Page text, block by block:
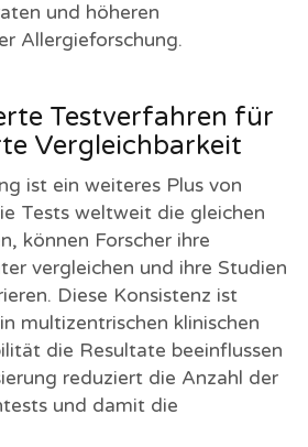
und höheren
Allergieforschung.
Testverfahren für
Vergleichbarkeit
ist ein weiteres Plus von
Tests weltweit die gleichen
können Forscher ihre
vergleichen und ihre Studien
Diese Konsistenz ist
multizentrischen klinischen
die Resultate beeinflussen
reduziert die Anzahl der
und damit die